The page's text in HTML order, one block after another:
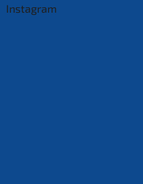
Instagram